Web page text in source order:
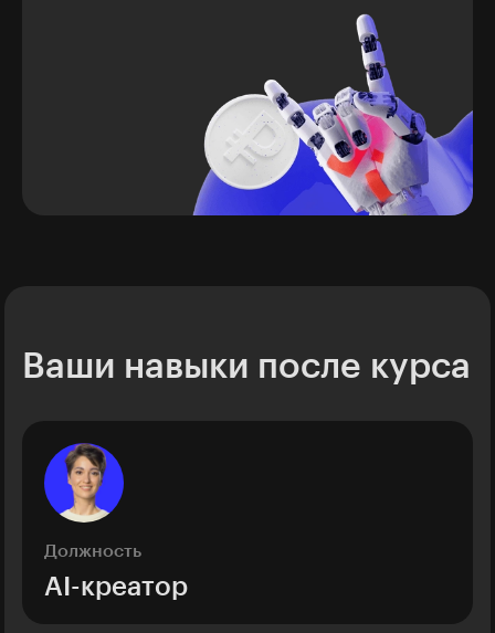
Ваши навыки после курса
Должность
AI-креатор